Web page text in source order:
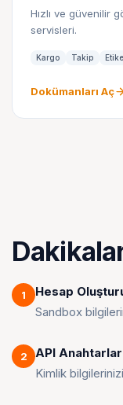
Hızlı ve güvenilir
servisleri.
Kargo Takip
Dokümanları Aç
1
Hesap
Sandbox
2
API
Kimlik